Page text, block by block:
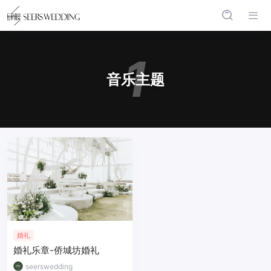
音乐主题
1
婚礼
婚礼乐章-侨城坊婚礼
seerswedding